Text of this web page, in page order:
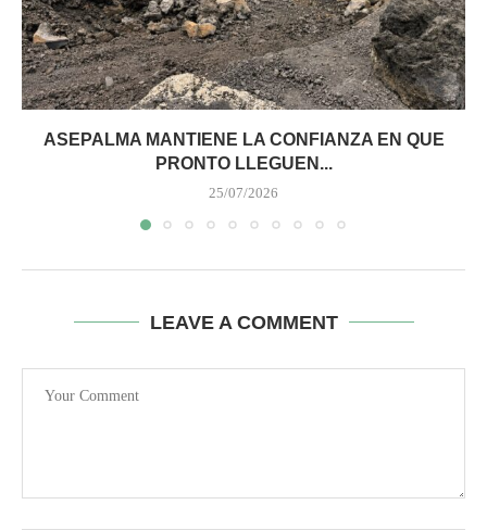
ASEPALMA MANTIENE LA CONFIANZA EN QUE
PRONTO LLEGUEN...
25/07/2026
LEAVE A COMMENT